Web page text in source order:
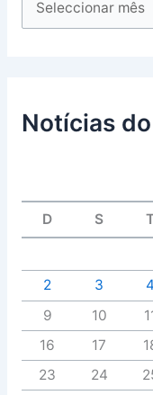
Notícias
D S
2
3 4
9
10
16
17
23
24